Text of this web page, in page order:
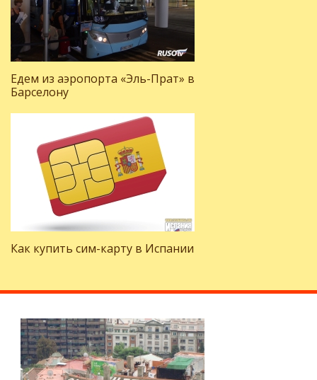
Едем из аэропорта «Эль-Прат» в
Барселону
Как купить сим-карту в Испании